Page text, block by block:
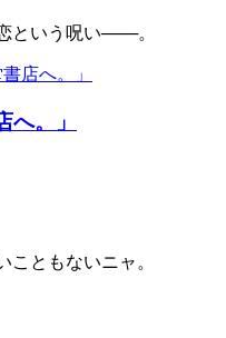
という呪い───。
へ。」
こともないニャ。